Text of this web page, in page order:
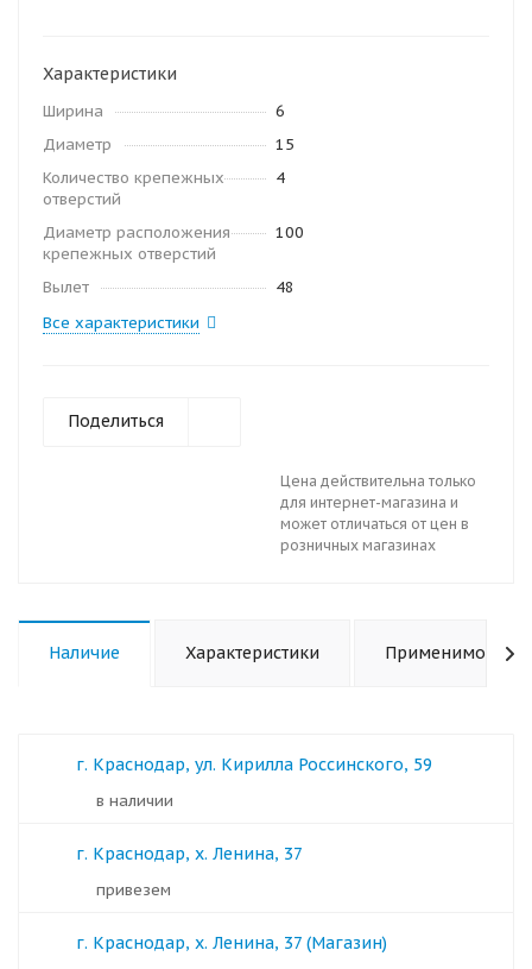
Характеристики
Ширина
6
Диаметр
15
Количество крепежных
отверстий
4
Диаметр расположения
крепежных отверстий
100
Вылет
48
Все характеристики
Поделиться
Цена действительна только
для интернет-магазина и
может отличаться от цен в
розничных магазинах
Наличие Характеристики Применимость
г. Краснодар, ул. Кирилла Россинского, 59
в наличии
г. Краснодар, х. Ленина, 37
Привезем
г. Краснодар, х. Ленина, 37 (Магазин)